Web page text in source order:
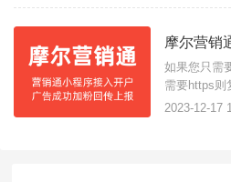
二、打开自
义链接里面
站代码末尾
如果您只需
需要https则
会员也可以
2023-12-17